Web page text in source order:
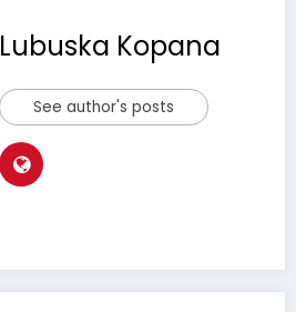
Lubuska Kopana
See author's posts